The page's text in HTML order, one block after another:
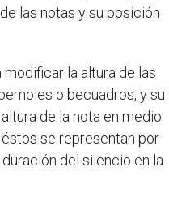
las notas y su posición
modificar la altura de las
o becuadros, y su
de la nota en medio
éstos se representan por
del silencio en la